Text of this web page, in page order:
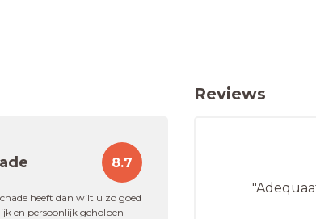
8.7
heeft dan wilt u zo goed
en persoonlijk geholpen
Reviews
er snel antwoord
advies"